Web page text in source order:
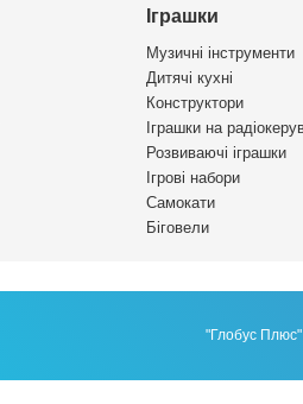
Іграшки
Музичні інструменти
Дитячі кухні
Конструктори
Іграшки на
Розвиваючі іграшки
Ігрові набори
Самокати
Біговели